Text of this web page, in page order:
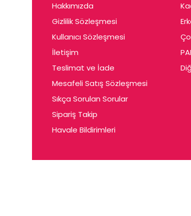
Hakkımızda
Gizlilik Sözleşmesi
Kullanıcı Sözleşmesi
İletişim
Teslimat ve İade
Mesafeli Satış Sözleşmesi
Sıkça Sorulan Sorular
Sipariş Takip
Havale Bildirimleri